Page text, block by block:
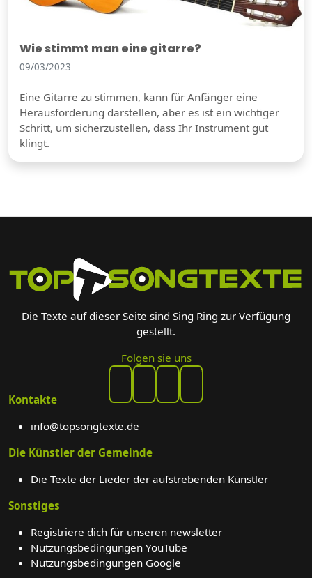
Wie stimmt man eine gitarre?
09/03/2023
Eine Gitarre zu stimmen, kann für Anfänger eine
Herausforderung darstellen, aber es ist ein wichtiger
Schritt, um sicherzustellen, dass Ihr Instrument gut
klingt.
Die Texte auf dieser Seite sind Sing Ring zur Verfügung
gestellt.
Folgen sie uns
Kontakte
info@topsongtexte.de
Die Künstler der Gemeinde
Die Texte der Lieder der aufstrebenden Künstler
Sonstiges
Registriere dich für unseren newsletter
Nutzungsbedingungen YouTube
Nutzungsbedingungen Google